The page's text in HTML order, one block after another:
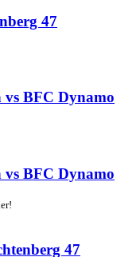
47
BFC Dynamo
BFC Dynamo
47